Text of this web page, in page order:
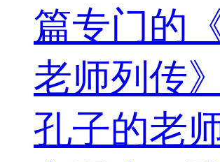
篇专门的
老师列传
孔子的老